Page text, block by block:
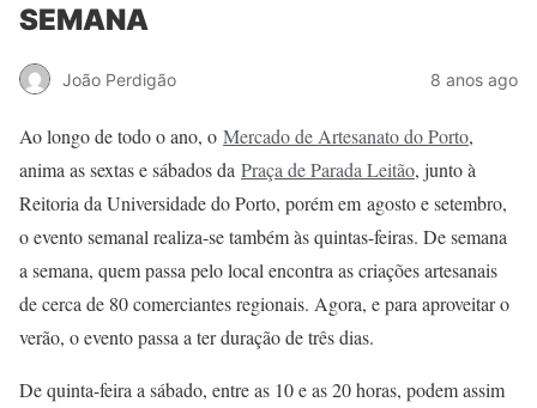
SEMANA
João Perdigão 8 anos ago
Ao longo de todo o ano, o Mercado de Artesanato do Porto,
anima as sextas e sábados da Praça de Parada Leitão, junto à
Reitoria da Universidade do Porto, porém em agosto e setembro,
o evento semanal realiza-se também às quintas-feiras. De semana
a semana, quem passa pelo local encontra as criações artesanais
de cerca de 80 comerciantes regionais. Agora, e para aproveitar o
verão, o evento passa a ter duração de três dias.
De quinta-feira a sábado, entre as 10 e as 20 horas, podem assim